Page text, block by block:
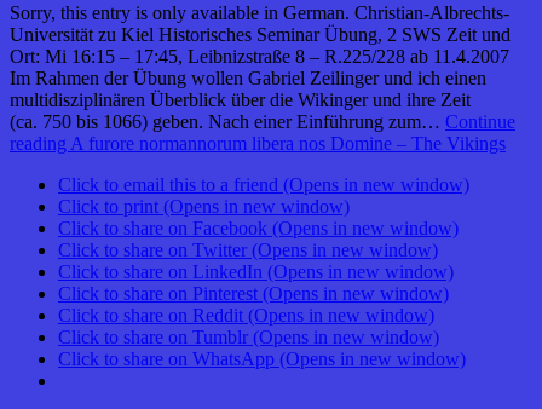
Sorry, this entry is only available in German. Christian-Albrechts-
Universität zu Kiel Historisches Seminar Übung, 2 SWS Zeit und
Ort: Mi 16:15 – 17:45, Leibnizstraße 8 – R.225/228 ab 11.4.2007
Im Rahmen der Übung wollen Gabriel Zeilinger und ich einen
multidisziplinären Überblick über die Wikinger und ihre Zeit
(ca. 750 bis 1066) geben. Nach einer Einführung zum… Continue
reading A furore normannorum libera nos Domine – The Vikings
Click to email this to a friend (Opens in new window)
Click to print (Opens in new window)
Click to share on Facebook (Opens in new window)
Click to share on Twitter (Opens in new window)
Click to share on LinkedIn (Opens in new window)
Click to share on Pinterest (Opens in new window)
Click to share on Reddit (Opens in new window)
Click to share on Tumblr (Opens in new window)
Click to share on WhatsApp (Opens in new window)